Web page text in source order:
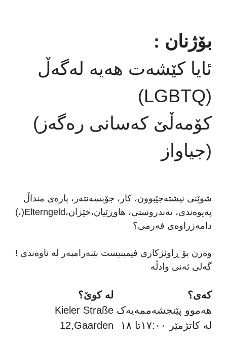
: بۆژنان
ئایا کێشەت هەیە لەگەڵ
(LGBTQ)
(کۆمەڵێ کەسانی رەگەز
جیاواز)
شوێنی نیشتەجێبوون، کار، جۆبسەنتەر، پارەی منداڵ
(،)Elterngeldپەیوەندی، تەندروستی، هاوڕێیان،خێزان،
دامەزراوەی فەرمی؟
! وەرن بۆ ڕاوێژکاری فیمینیست بێبەرامبەر لە ناوەندی
گەلی ئەنی وادڵە
لە کوێ؟
Kieler Straße
12,Gaarden
کەی؟
هەموو پێنجشەممەیەک
لە کاتژمێر ١٧:٠٠تا ١٨